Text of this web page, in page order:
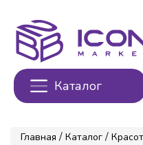
Каталог
Главная / Каталог /